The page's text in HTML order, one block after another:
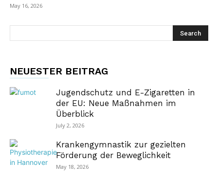
May 16, 2026
NEUESTER BEITRAG
Jugendschutz und E-Zigaretten in
der EU: Neue Maßnahmen im
Überblick
July 2, 2026
Krankengymnastik zur gezielten
Förderung der Beweglichkeit
May 18, 2026